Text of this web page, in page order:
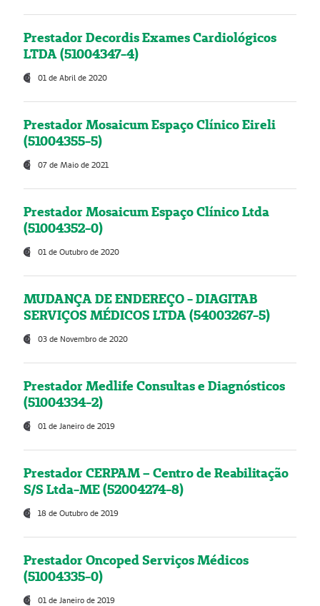
Prestador Decordis Exames Cardiológicos
LTDA (51004347-4)
01 de Abril de 2020
Prestador Mosaicum Espaço Clínico Eireli
(51004355-5)
07 de Maio de 2021
Prestador Mosaicum Espaço Clínico Ltda
(51004352-0)
01 de Outubro de 2020
MUDANÇA DE ENDEREÇO - DIAGITAB
SERVIÇOS MÉDICOS LTDA (54003267-5)
03 de Novembro de 2020
Prestador Medlife Consultas e Diagnósticos
(51004334-2)
01 de Janeiro de 2019
Prestador CERPAM – Centro de Reabilitação
S/S Ltda-ME (52004274-8)
18 de Outubro de 2019
Prestador Oncoped Serviços Médicos
(51004335-0)
01 de Janeiro de 2019